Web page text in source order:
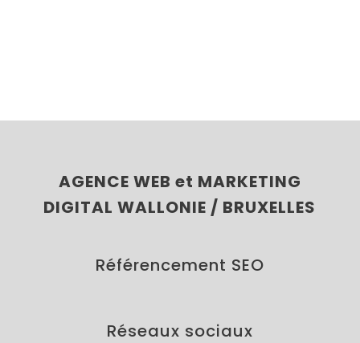
AGENCE WEB et MARKETING
DIGITAL WALLONIE / BRUXELLES
Référencement SEO
Réseaux sociaux